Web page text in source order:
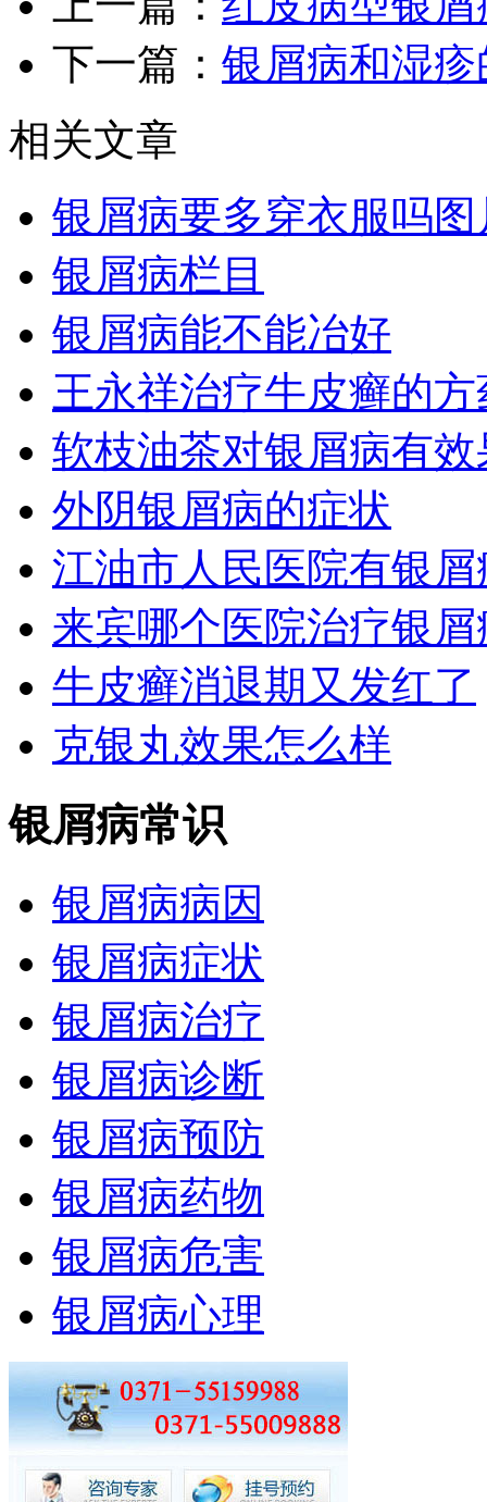
下一篇： 银屑病和湿
相关文章
银屑病要多穿衣服吗图
银屑病栏目
银屑病能不能冶好
王永祥治疗牛皮癣的方
软枝油茶对银屑病有效
外阴银屑病的症状
江油市人民医院有银
来宾哪个医院治疗银
牛皮癣消退期又发红了
克银丸效果怎么样
银屑病常识
银屑病病因
银屑病症状
银屑病治疗
银屑病诊断
银屑病预防
银屑病药物
银屑病危害
银屑病心理